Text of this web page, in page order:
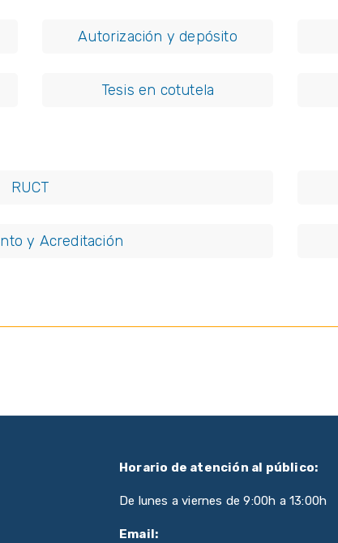
Autorización y depósito
Tesis en cotutela
RUCT
y Acreditación
Horario de atención al público:
De lunes a viernes de 9:00h a 13:00h
Email: